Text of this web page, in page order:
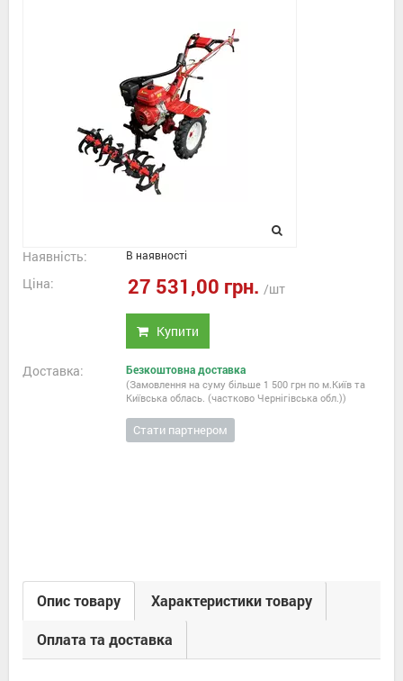
Наявність: В наявності
Ціна: 27 531,00 грн. /шт
Купити
Доставка: Безкоштовна доставка
(Замовлення на суму більше 1 500 грн по м.Київ та
Київська облась. (частково Чернігівська обл.))
Стати партнером
Опис товару Характеристики товару
Оплата та доставка